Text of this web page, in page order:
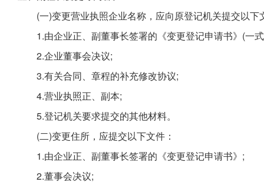
(一)变更营业执照企业名称，应向原登记机关提交以下
1.由企业正、副董事长签署的《变更登记申请书》(一
2.企业董事会决议;
3.有关合同、章程的补充修改协议;
4.营业执照正、副本;
5.登记机关要求提交的其他材料。
(二)变更住所，应提交以下文件：
1.由企业正、副董事长签署的《变更登记申请书》;
2.董事会决议;